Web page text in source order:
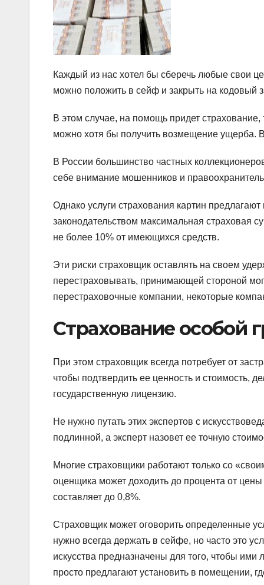
Каждый из нас хотел бы сберечь любые свои
можно положить в сейф и закрыть на кодовый
В этом случае, на помощь придет страхование,
можно хотя бы получить возмещение ущерба.
В России большинство частных
себе внимание мошенников и
Однако услуги страхования картин
законодательством максимальная страховая
не более 10% от имеющихся средств.
Эти риски страховщик оставлять на своем
перестраховывать, принимающей стороной
перестраховочные компании, некоторые
Страхование особой
При этом страховщик всегда потребует от
чтобы подтвердить ее ценность и стоимость,
государственную лицензию.
Не нужно путать этих экспертов с
подлинной, а эксперт назовет ее точную
Многие страховщики работают только со
оценщика может доходить до процента от
составляет до 0,8%.
Страховщик может оговорить определенные
нужно всегда держать в сейфе, но часто это
искусства предназначены для того, чтобы
просто предлагают установить в помещении,